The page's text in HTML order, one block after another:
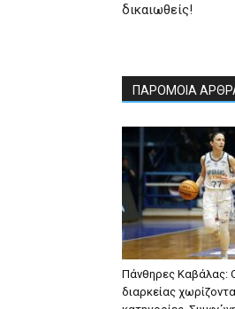
δικαιωθείς!
ΠΑΡΟΜΟΙΑ
Πάνθηρες Καβάλας:
διαρκείας